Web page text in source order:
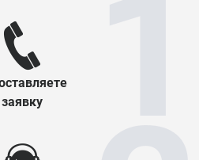
заявку